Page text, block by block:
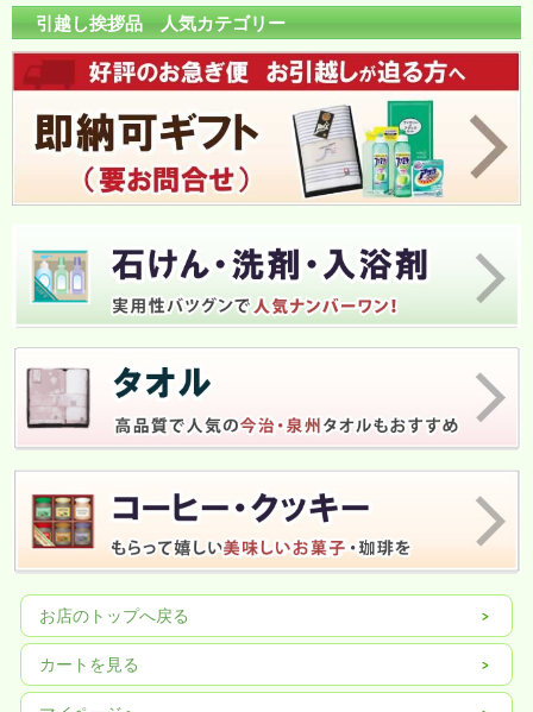
引越し挨拶品 人気カテゴリー
お店のトップへ戻る
カートを見る